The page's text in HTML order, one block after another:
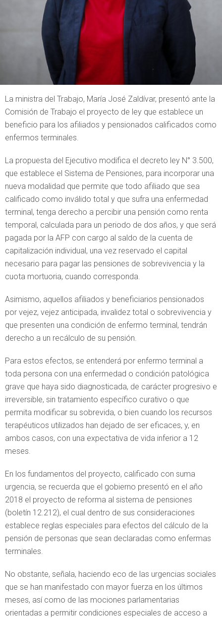
La ministra del Trabajo, María José Zaldívar, presentó ante la
Comisión de Trabajo el proyecto de ley que establece un
beneficio para los afiliados y pensionados calificados como
enfermos terminales.
La propuesta del Ejecutivo modifica el decreto ley N° 3.500,
que establece el Sistema de Pensiones, para incorporar una
nueva modalidad que permite que todo afiliado que sea
calificado como inválido total y que sufra una enfermedad
terminal, tenga derecho a percibir una pensión como renta
temporal, calculada para un periodo de dos años, y que será
pagada por la AFP con cargo al saldo de la cuenta de
capitalización individual, una vez reservado el capital
necesario para pagar las pensiones de sobrevivencia y la
cuota mortuoria, cuando corresponda.
Asimismo, aquellos afiliados y beneficiarios pensionados
por vejez, vejez anticipada, invalidez total o sobrevivencia y
que presenten una condición de enfermo terminal, tendrán
derecho a un recálculo de su pensión.
Para estos efectos, se entenderá por enfermo terminal a
toda persona con una enfermedad o condición patológica
grave que haya sido diagnosticada, de carácter progresivo e
irreversible, sin tratamiento específico curativo o que
permita modificar su sobrevida, o bien cuando los recursos
terapéuticos utilizados han dejado de ser eficaces, y, en
ambos casos, con una expectativa de vida inferior a 12
meses.
En los fundamentos del proyecto, calificado con suma
urgencia, se recuerda que el gobierno presentó en el año
2018 el proyecto de reforma al sistema de pensiones
(boletín 12.212), el cual dentro de sus consideraciones
establece reglas especiales para efectos del cálculo de la
pensión de personas que sean declaradas como enfermas
terminales.
No obstante, señala, haciendo eco de las urgencias sociales
que se han manifestado con mayor fuerza en los últimos
meses, así como de las mociones parlamentarias
orientadas a permitir condiciones especiales de acceso a